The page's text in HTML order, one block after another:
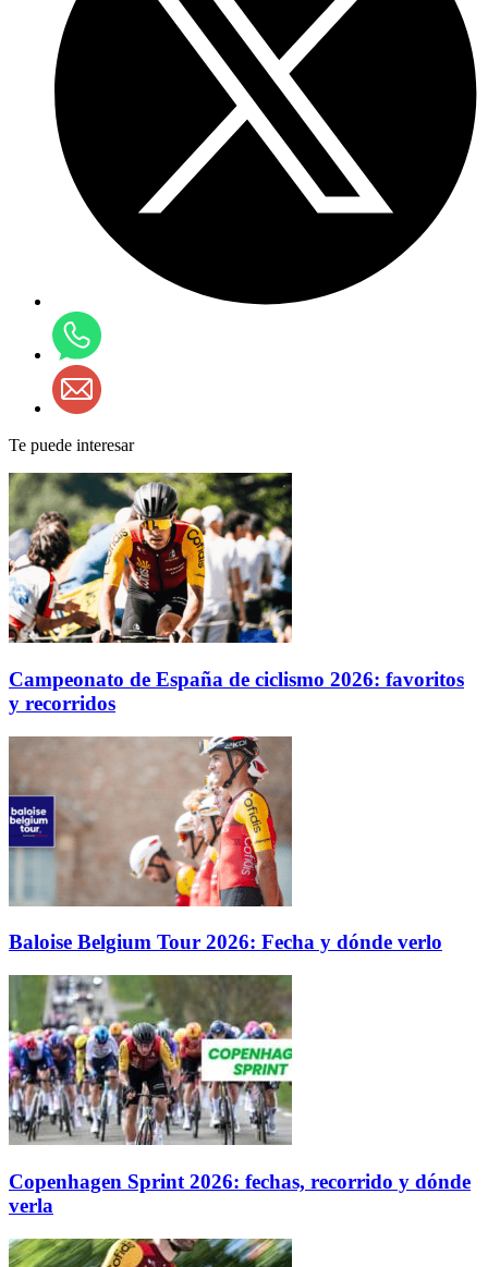
Te puede interesar
Campeonato de España de ciclismo 2026: favoritos
y recorridos
Baloise Belgium Tour 2026: Fecha y dónde verlo
Copenhagen Sprint 2026: fechas, recorrido y dónde
verla